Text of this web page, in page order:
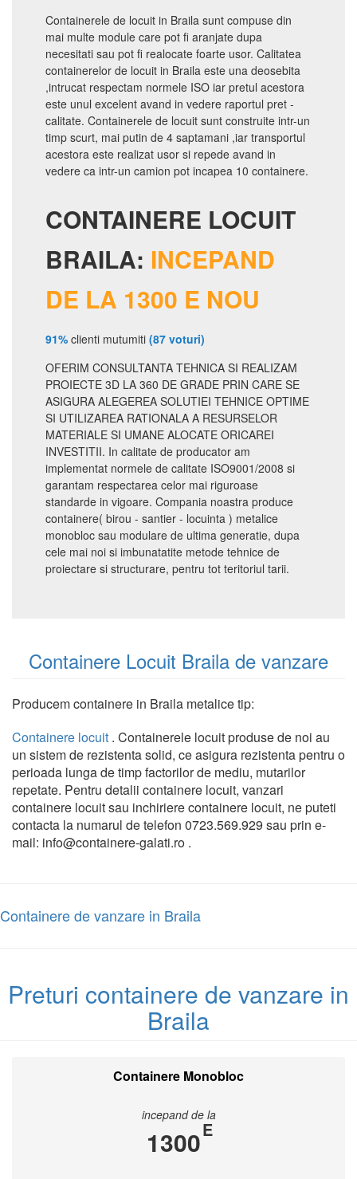
Containerele de locuit in Braila sunt compuse din
mai multe module care pot fi aranjate dupa
necesitati sau pot fi realocate foarte usor. Calitatea
containerelor de locuit in Braila este una deosebita
,intrucat respectam normele ISO iar pretul acestora
este unul excelent avand in vedere raportul pret -
calitate. Containerele de locuit sunt construite intr-un
timp scurt, mai putin de 4 saptamani ,iar transportul
acestora este realizat usor si repede avand in
vedere ca intr-un camion pot incapea 10 containere.
CONTAINERE LOCUIT
BRAILA: INCEPAND
DE LA 1300 E NOU
91% clienti mutumiti (87 voturi)
OFERIM CONSULTANTA TEHNICA SI REALIZAM
PROIECTE 3D LA 360 DE GRADE PRIN CARE SE
ASIGURA ALEGEREA SOLUTIEI TEHNICE OPTIME
SI UTILIZAREA RATIONALA A RESURSELOR
MATERIALE SI UMANE ALOCATE ORICAREI
INVESTITII. In calitate de producator am
implementat normele de calitate ISO9001/2008 si
garantam respectarea celor mai riguroase
standarde in vigoare. Compania noastra produce
containere( birou - santier - locuinta ) metalice
monobloc sau modulare de ultima generatie, dupa
cele mai noi si imbunatatite metode tehnice de
proiectare si structurare, pentru tot teritoriul tarii.
Containere Locuit Braila de vanzare
Producem containere in Braila metalice tip:
Containere locuit . Containerele locuit produse de noi au
un sistem de rezistenta solid, ce asigura rezistenta pentru o
perioada lunga de timp factorilor de mediu, mutarilor
repetate. Pentru detalii containere locuit, vanzari
containere locuit sau inchiriere containere locuit, ne puteti
contacta la numarul de telefon 0723.569.929 sau prin e-
mail: info@containere-galati.ro .
Containere de vanzare in Braila
Preturi containere de vanzare in
Braila
Containere Monobloc
incepand de la
1300E